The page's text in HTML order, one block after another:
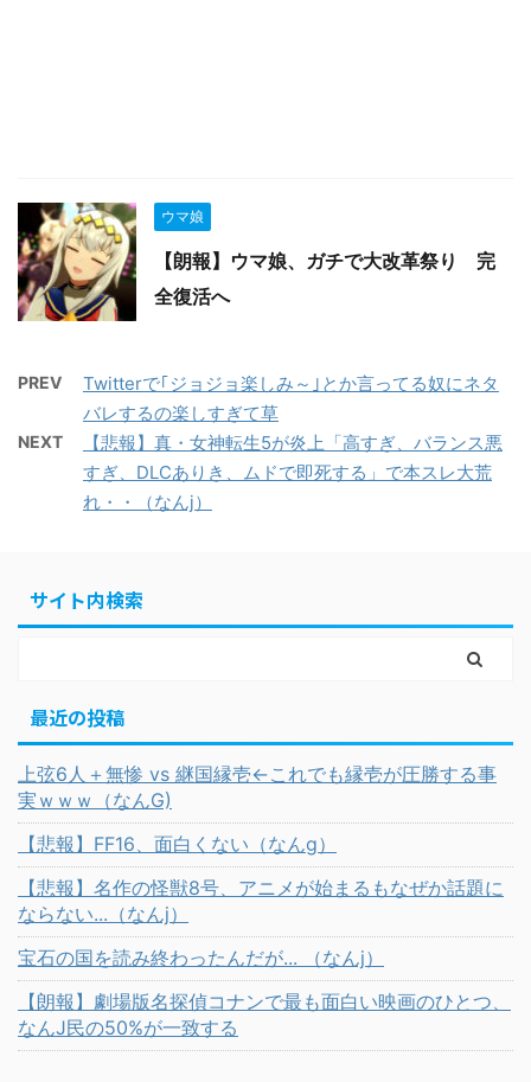
ウマ娘
【朗報】ウマ娘、ガチで大改革祭り 完
全復活へ
PREV
Twitterで｢ジョジョ楽しみ～｣とか言ってる奴にネタ
バレするの楽しすぎて草
NEXT
【悲報】真・女神転生5が炎上「高すぎ、バランス悪
すぎ、DLCありき、ムドで即死する」で本スレ大荒
れ・・（なんj）
サイト内検索
最近の投稿
上弦6人＋無惨 vs 継国縁壱←これでも縁壱が圧勝する事
実ｗｗｗ（なんG)
【悲報】FF16、面白くない（なんg）
【悲報】名作の怪獣8号、アニメが始まるもなぜか話題に
ならない...（なんj）
宝石の国を読み終わったんだが... （なんj）
【朗報】劇場版名探偵コナンで最も面白い映画のひとつ、
なんJ民の50%が一致する